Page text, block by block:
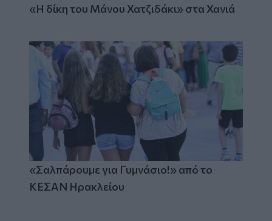
«Η δίκη του Μάνου Χατζιδάκι» στα Χανιά
«Σαλπάρουμε για Γυμνάσιο!» από το
ΚΕΣΑΝ Ηρακλείου